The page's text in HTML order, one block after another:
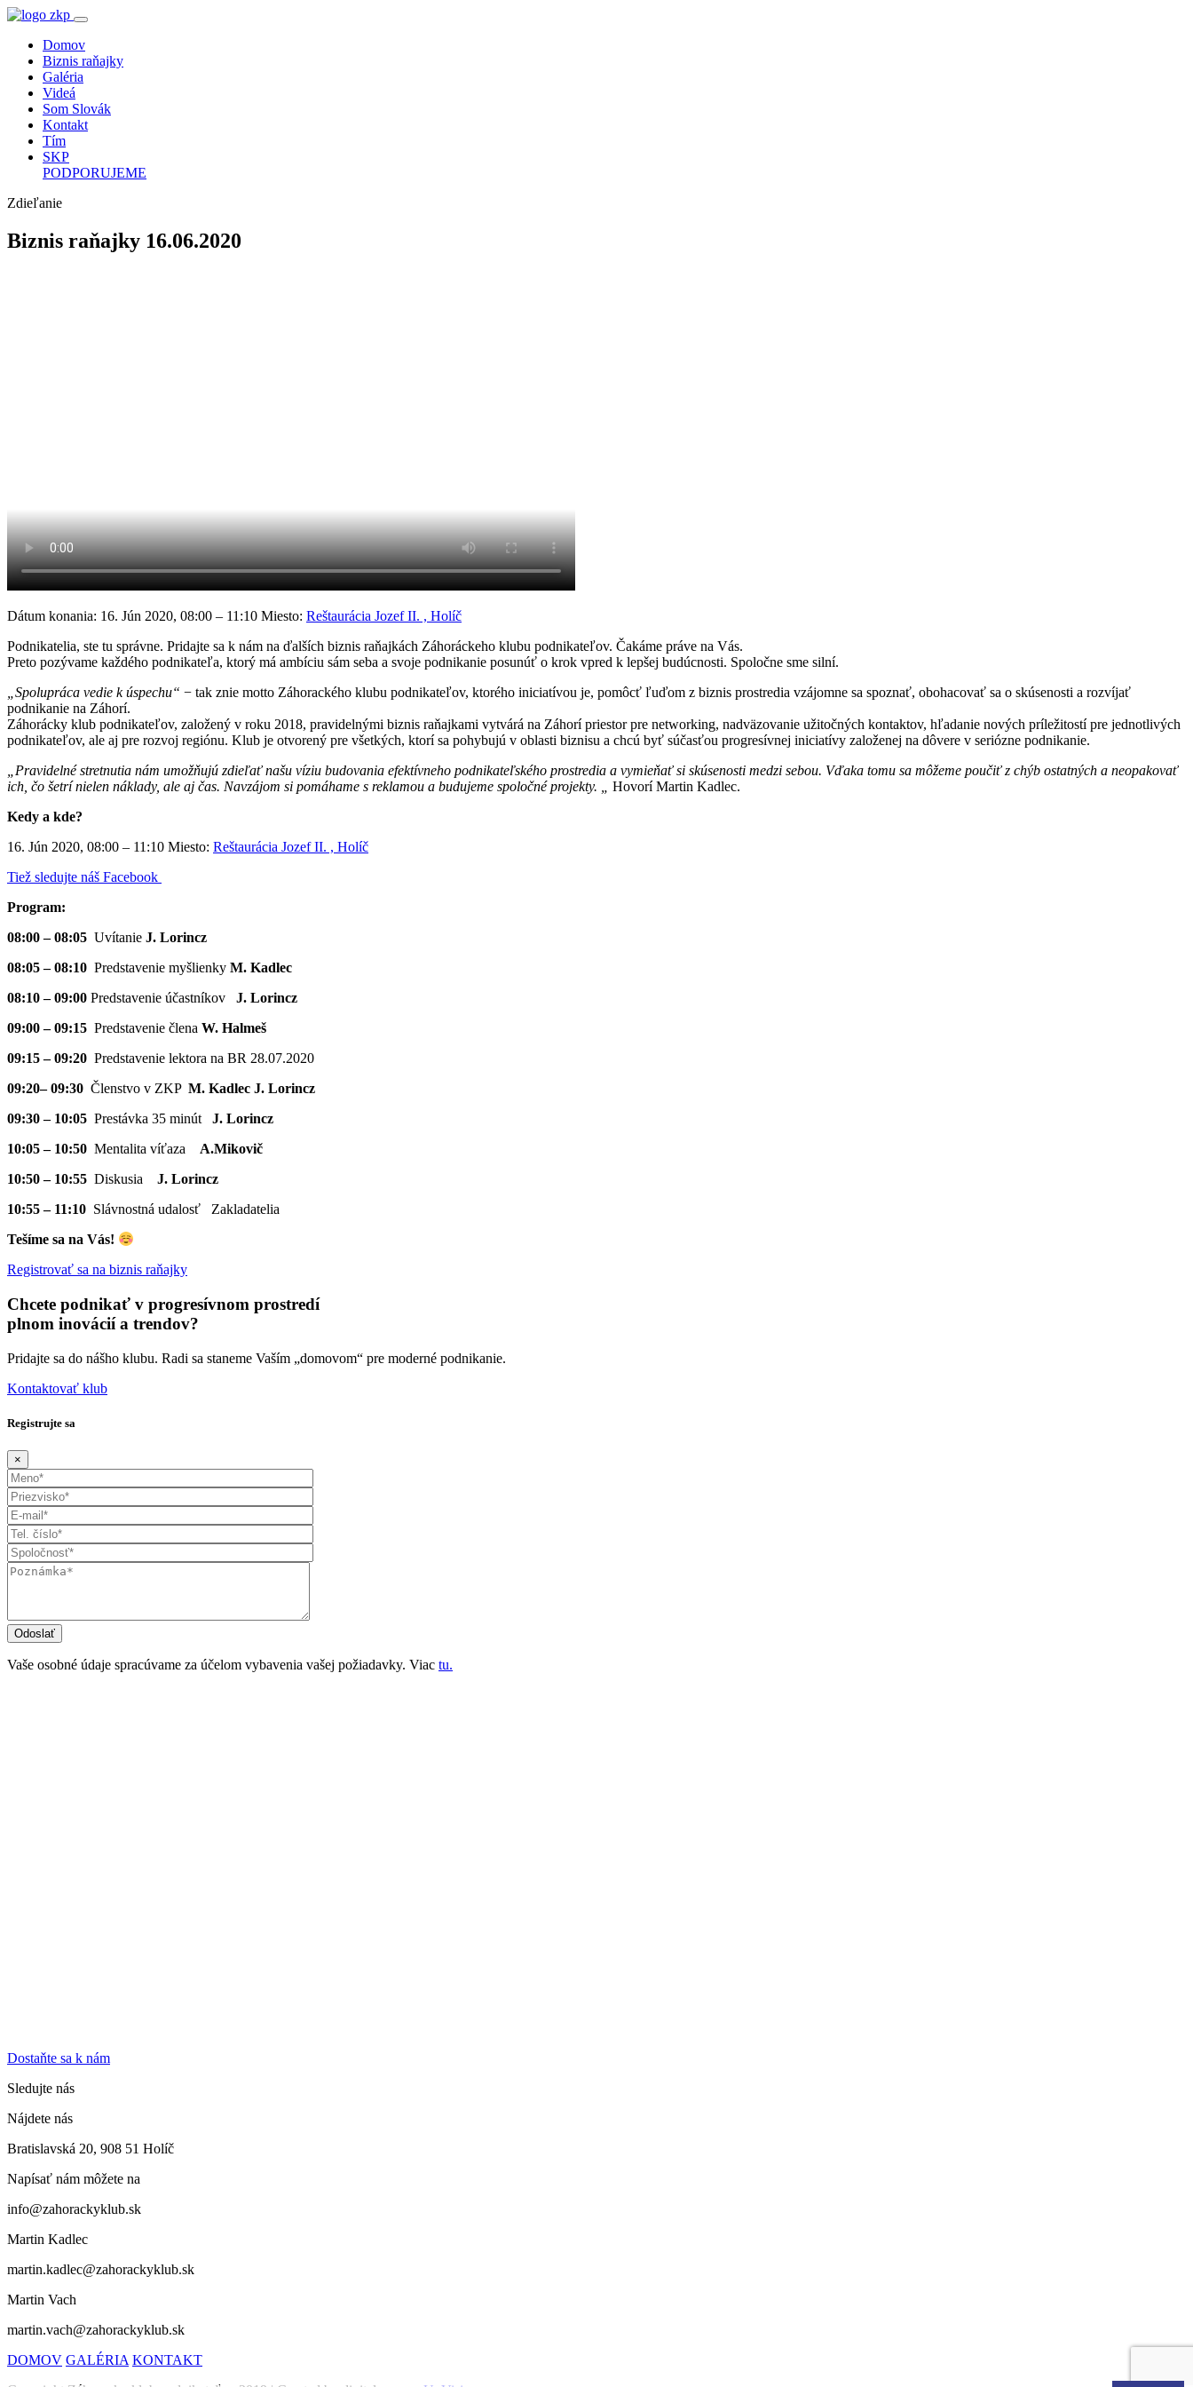
Domov
Biznis raňajky
Galéria
Videá
Som Slovák
Kontakt
Tím
SKP
PODPORUJEME
Zdieľanie
Biznis raňajky 16.06.2020
Dátum konania: 16. Jún 2020, 08:00 – 11:10 Miesto: Reštaurácia Jozef II. , Holíč
Podnikatelia, ste tu správne. Pridajte sa k nám na ďalších biznis raňajkách Záhoráckeho klubu podnikateľov. Čakáme práve na Vás.
Preto pozývame každého podnikateľa, ktorý má ambíciu sám seba a svoje podnikanie posunúť o krok vpred k lepšej budúcnosti. Spoločne sme silní.
„Spolupráca vedie k úspechu“ − tak znie motto Záhorackého klubu podnikateľov, ktorého iniciatívou je, pomôcť ľuďom z biznis prostredia vzájomne sa spoznať, obohacovať sa o skúsenosti a rozvíjať
podnikanie na Záhorí.
Záhorácky klub podnikateľov, založený v roku 2018, pravidelnými biznis raňajkami vytvárá na Záhorí priestor pre networking, nadväzovanie užitočných kontaktov, hľadanie nových príležitostí pre jednotlivých
podnikateľov, ale aj pre rozvoj regiónu. Klub je otvorený pre všetkých, ktorí sa pohybujú v oblasti biznisu a chcú byť súčasťou progresívnej iniciatívy založenej na dôvere v seriózne podnikanie.
„Pravidelné stretnutia nám umožňujú zdieľať našu víziu budovania efektívneho podnikateľského prostredia a vymieňať si skúsenosti medzi sebou. Vďaka tomu sa môžeme poučiť z chýb ostatných a neopakovať
ich, čo šetrí nielen náklady, ale aj čas. Navzájom si pomáhame s reklamou a budujeme spoločné projekty. „
Hovorí Martin Kadlec.
Kedy a kde?
16. Jún 2020, 08:00 – 11:10 Miesto: Reštaurácia Jozef II. , Holíč
Tiež sledujte náš Facebook
Program:
08:00 – 08:05 Uvítanie J. Lorincz
08:05 – 08:10 Predstavenie myšlienky M. Kadlec
08:10 – 09:00 Predstavenie účastníkov J. Lorincz
09:00 – 09:15 Predstavenie člena W. Halmeš
09:15 – 09:20 Predstavenie lektora na BR 28.07.2020
09:20– 09:30 Členstvo v ZKP M. Kadlec J. Lorincz
09:30 – 10:05 Prestávka 35 minút J. Lorincz
10:05 – 10:50 Mentalita víťaza
A.Mikovič
10:50 – 10:55 Diskusia J. Lorincz
10:55 – 11:10 Slávnostná udalosť Zakladatelia
Tešíme sa na Vás!
Registrovať sa na biznis raňajky
Chcete podnikať v progresívnom prostredí
plnom inovácií a trendov?
Pridajte sa do nášho klubu. Radi sa staneme Vaším „domovom“ pre moderné podnikanie.
Kontaktovať klub
Registrujte sa
×
Vaše osobné údaje spracúvame za účelom vybavenia vašej požiadavky. Viac tu.
Dostaňte sa k nám
Sledujte nás
Nájdete nás
Bratislavská 20, 908 51 Holíč
Napísať nám môžete na
info@zahorackyklub.sk
Martin Kadlec
martin.kadlec@zahorackyklub.sk
Martin Vach
martin.vach@zahorackyklub.sk
DOMOV GALÉRIA KONTAKT